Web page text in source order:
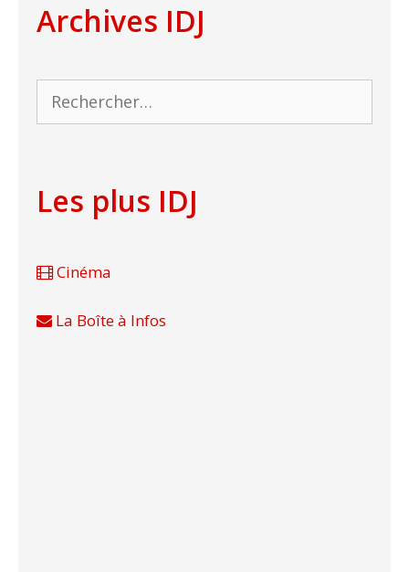
Archives IDJ
Rechercher :
Les plus IDJ
Cinéma
La Boîte à Infos